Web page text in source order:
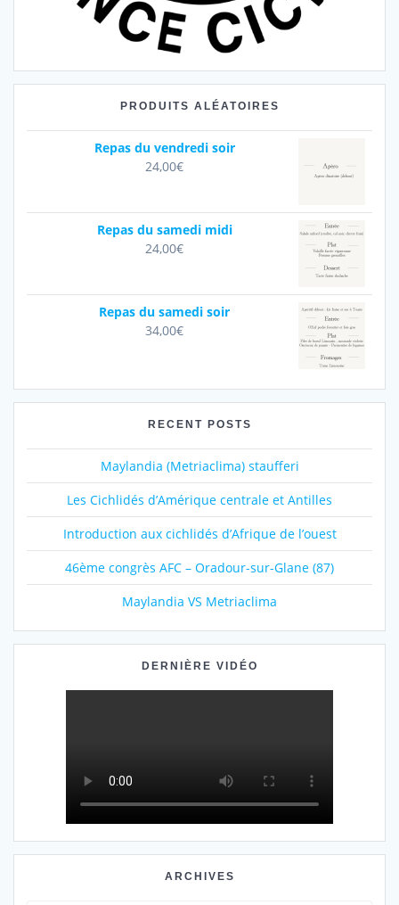
PRODUITS ALÉATOIRES
Repas du vendredi soir
24,00€
Repas du samedi midi
24,00€
Repas du samedi soir
34,00€
RECENT POSTS
Maylandia (Metriaclima) staufferi
Les Cichlidés d’Amérique centrale et Antilles
Introduction aux cichlidés d’Afrique de l’ouest
46ème congrès AFC – Oradour-sur-Glane (87)
Maylandia VS Metriaclima
DERNIÈRE VIDÉO
ARCHIVES